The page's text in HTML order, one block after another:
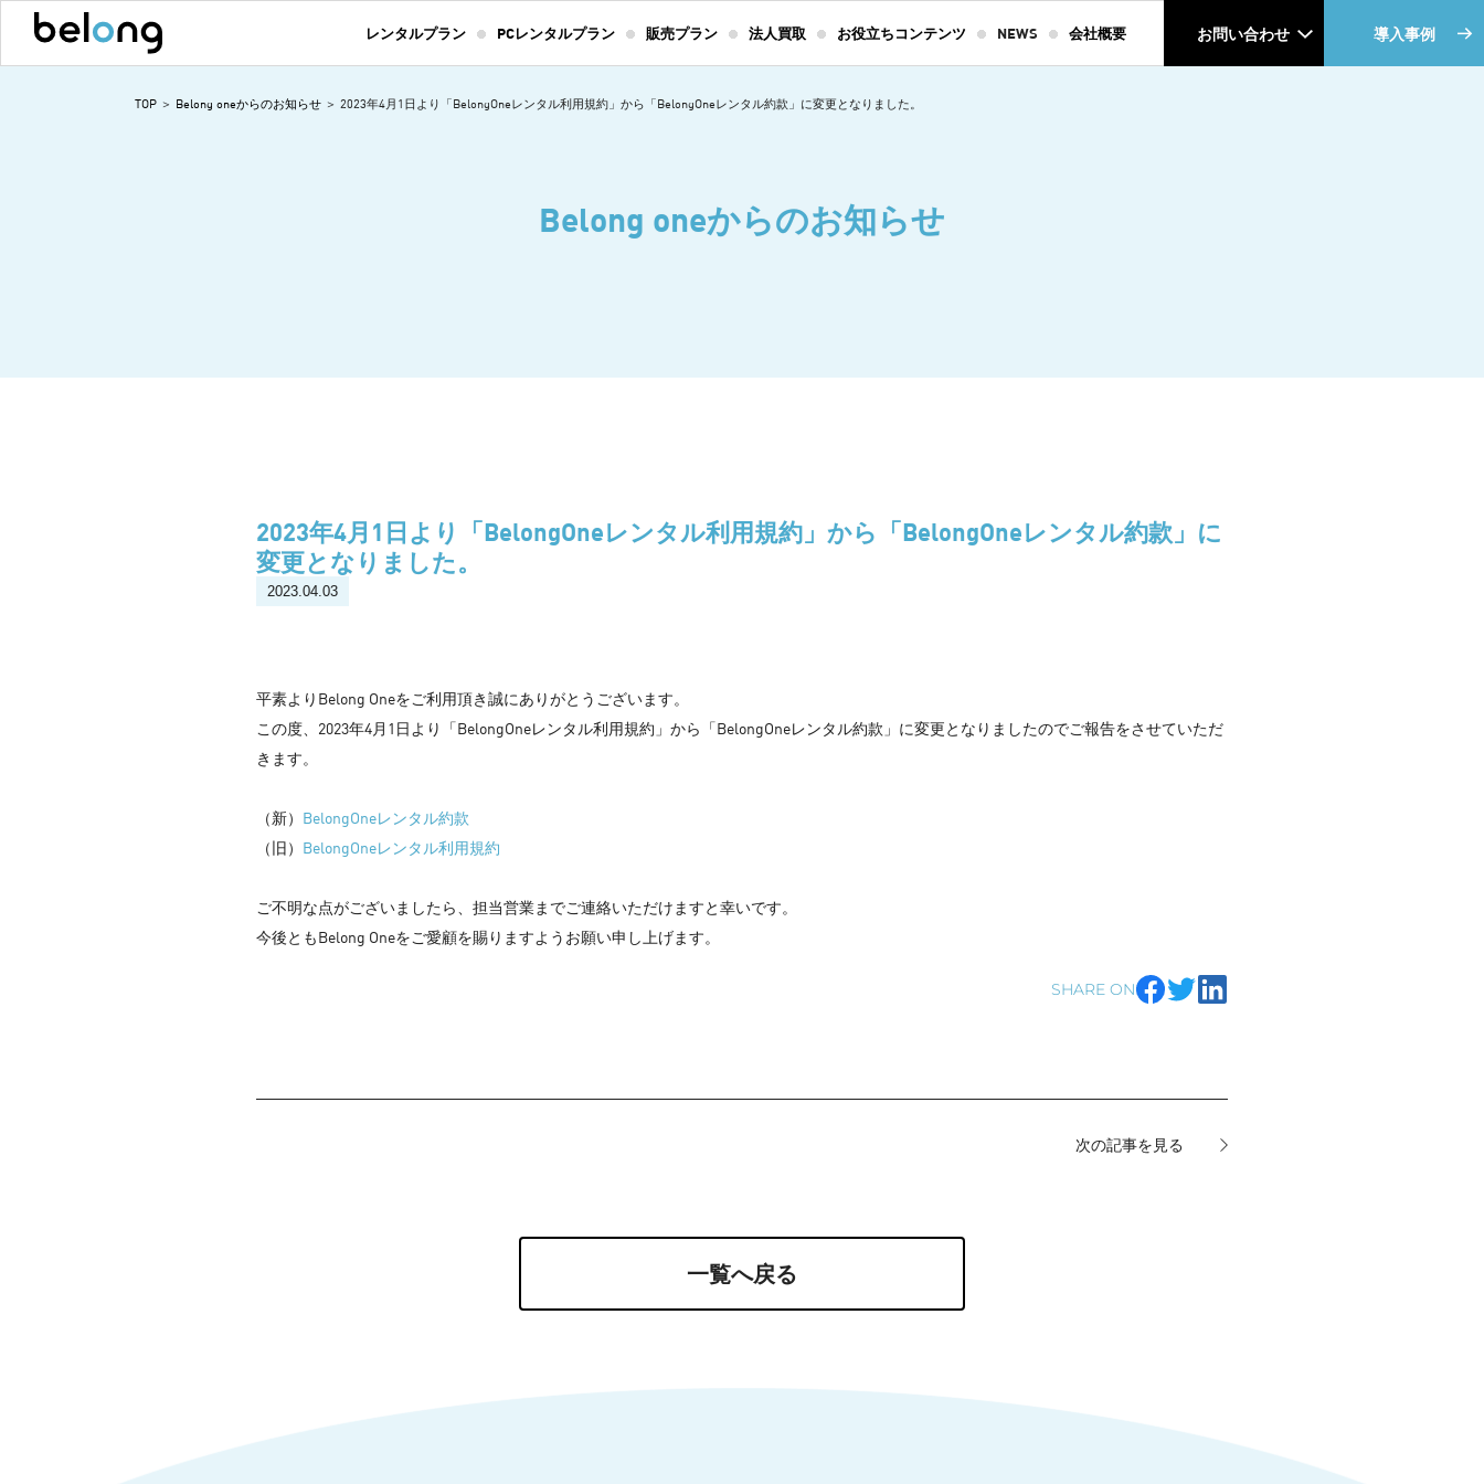
レンタルプラン PCレンタルプラン 販売プラン 法人買取 お役立ちコンテンツ NEWS 会社概要 お問い合わせ 導入事例
TOP Belong oneからのお知らせ 2023年4月1日より「BelongOneレンタル利用規約」から「BelongOneレンタル約款」に変更となりました。
Belong oneからのお知らせ
2023年4月1日より「BelongOneレンタル利用規約」から「BelongOneレンタル約款」に
変更となりました。
2023.04.03
平素よりBelong Oneをご利用頂き誠にありがとうございます。
この度、2023年4月1日より「BelongOneレンタル利用規約」から「BelongOneレンタル約款」に変更となりましたのでご報告をさせていただ
きます。
（新） BelongOneレンタル約款
（旧） BelongOneレンタル利用規約
ご不明な点がございましたら、担当営業までご連絡いただけますと幸いです。
今後ともBelong Oneをご愛顧を賜りますようお願い申し上げます。
SHARE ON
次の記事を見る
一覧へ戻る